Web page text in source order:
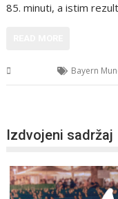
85. minuti, a istim
Bayern
Izdvojeni sadržaj